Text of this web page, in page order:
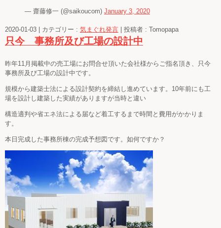
— 齋藤修一 (@saikoucom) January 3, 2020
2020-01-03 カテゴリー : 気まぐれ発言 投稿者 : Tomopapa
只今 事務所及び工場の設計中
昨年11月掲載中の売工場にお問合せ頂いた会社様からご指名頂き、只今
事務所及び工場の設計中です。
規模から建築士法による設計契約を締結し進めています。10年前にも工
場を設計し建築した実績がありますが当時と違い
構造適判や省エネ法による届など着工するまで時間と費用がかかりま
す。
本日完成した事務所棟の完成予想図です。如何ですか？